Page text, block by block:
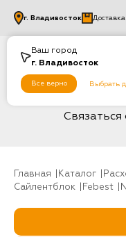
Ваш город
г. Владивосток
Все верно Выбрать
г. Владивосток
Связаться
Главная Каталог
Сайлентблок
Febest